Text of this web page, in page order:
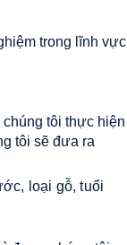
trong lĩnh vực
tôi thực hiện
tôi sẽ đưa ra
loại gỗ, tuổi